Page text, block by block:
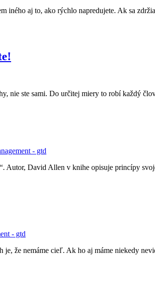
iného aj to, ako rýchlo napredujete. Ak sa
nie ste sami. Do určitej miery to robí každý
- gtd
Autor, David Allen v knihe opisuje princípy
- gtd
je, že nemáme cieľ. Ak ho aj máme niekedy